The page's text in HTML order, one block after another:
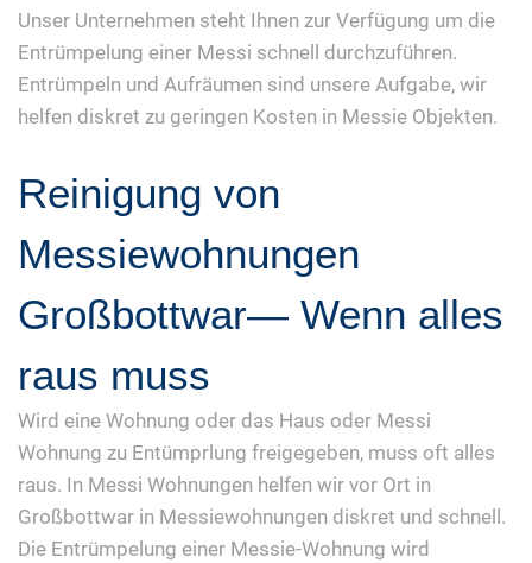
Unser Unternehmen steht Ihnen zur Verfügung um die
Entrümpelung einer Messi schnell durchzuführen.
Entrümpeln und Aufräumen sind unsere Aufgabe, wir
helfen diskret zu geringen Kosten in Messie Objekten.
Reinigung von
Messiewohnungen
Großbottwar— Wenn alles
raus muss
Wird eine Wohnung oder das Haus oder Messi
Wohnung zu Entümprlung freigegeben, muss oft alles
raus. In Messi Wohnungen helfen wir vor Ort in
Großbottwar in Messiewohnungen diskret und schnell.
Die Entrümpelung einer Messie-Wohnung wird